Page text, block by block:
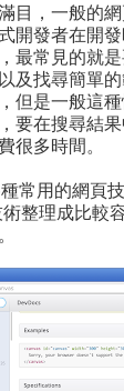
目，一般的
開發者在開
最常見的就
及找尋簡單
但是一般這
要在搜尋結
很多時間。
常用的網頁
整理成比較